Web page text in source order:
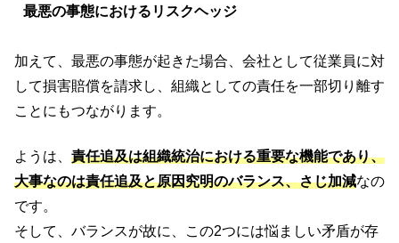
最悪の事態におけるリスクヘッジ
加えて、最悪の事態が起きた場合、会社として従業員に対
して損害賠償を請求し、組織としての責任を一部切り離す
ことにもつながります。
ようは、 責任追及は組織統治における重要な機能であり、
大事なのは責任追及と原因究明のバランス、さじ加減なの
です。
そして、バランスが故に、この2つには悩ましい矛盾が存